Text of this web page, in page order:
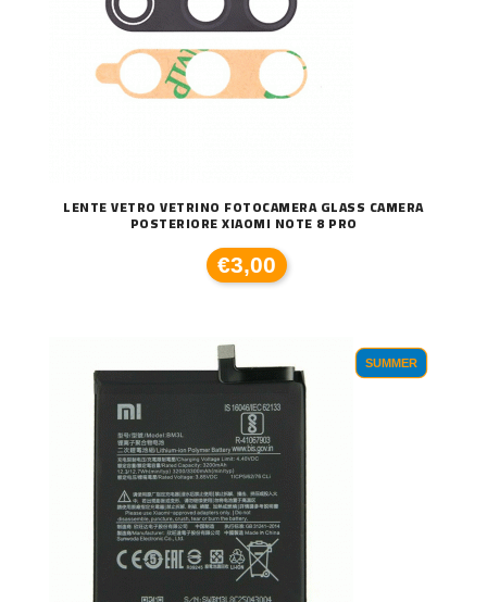
LENTE VETRO VETRINO FOTOCAMERA GLASS CAMERA
POSTERIORE XIAOMI NOTE 8 PRO
€3,00
SUMMER